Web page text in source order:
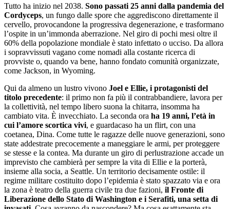
Tutto ha inizio nel 2038. Sono passati 25 anni dalla pandemia del
Cordyceps, un fungo dalle spore che aggrediscono direttamente il
cervello, provocandone la progressiva degenerazione, e trasformano
l’ospite in un’immonda aberrazione. Nel giro di pochi mesi oltre il
60% della popolazione mondiale è stato infettato o ucciso. Da allora
i sopravvissuti vagano come nomadi alla costante ricerca di
provviste o, quando va bene, hanno fondato comunità organizzate,
come Jackson, in Wyoming.
Qui da almeno un lustro vivono Joel e Ellie, i protagonisti del
titolo precedente: il primo non fa più il contrabbandiere, lavora per
la collettività, nel tempo libero suona la chitarra, insomma ha
cambiato vita. È invecchiato. La seconda ora ha 19 anni, l’età in
cui l’amore scortica vivi, e guardacaso ha un flirt, con una
coetanea, Dina. Come tutte le ragazze delle nuove generazioni, sono
state addestrate precocemente a maneggiare le armi, per proteggere
se stesse e la contea. Ma durante un giro di perlustrazione accade un
imprevisto che cambierà per sempre la vita di Ellie e la porterà,
insieme alla socia, a Seattle. Un territorio decisamente ostile: il
regime militare costituito dopo l’epidemia è stato spazzato via e ora
la zona è teatro della guerra civile tra due fazioni, il Fronte di
Liberazione dello Stato di Washington e i Serafiti, una setta di